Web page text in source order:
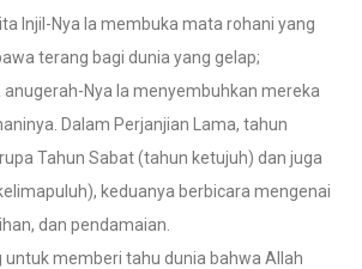
Injil-Nya Ia membuka mata rohani yang
terang bagi dunia yang gelap;
anugerah-Nya Ia menyembuhkan mereka
Dalam Perjanjian Lama, tahun
Tahun Sabat (tahun ketujuh) dan juga
keduanya berbicara mengenai
dan pendamaian.
untuk memberi tahu dunia bahwa Allah